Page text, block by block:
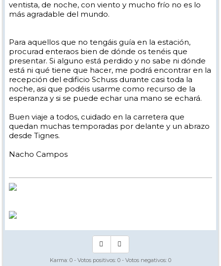
ventista, de noche, con viento y mucho frío no es lo
más agradable del mundo.
Para aquellos que no tengáis guía en la estación,
procurad enteraos bien de dónde os tenéis que
presentar. Si alguno está perdido y no sabe ni dónde
está ni qué tiene que hacer, me podrá encontrar en la
recepción del edificio Schuss durante casi toda la
noche, asi que podéis usarme como recurso de la
esperanza y si se puede echar una mano se echará.
Buen viaje a todos, cuidado en la carretera que
quedan muchas temporadas por delante y un abrazo
desde Tignes.
Nacho Campos
Karma: 0 - Votos positivos: 0 - Votos negativos: 0